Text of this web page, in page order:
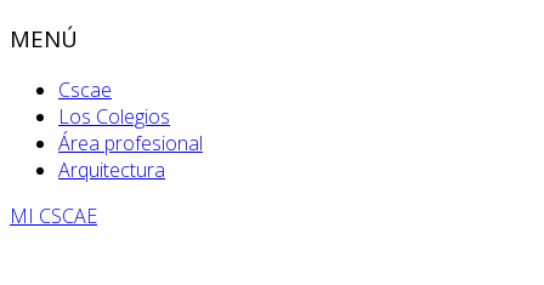
MENÚ
Cscae
Los Colegios
Área profesional
Arquitectura
MI CSCAE